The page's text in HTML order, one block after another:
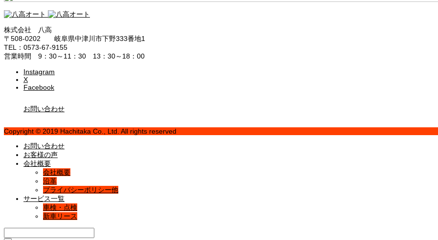
株式会社 八高
〒508-0202 岐阜県中津川市下野333番地1
TEL：0573-67-9155
営業時間 9：30～11：30 13：30～18：00
Instagram
X
Facebook
お問い合わせ
Copyright © 2019 Hachitaka Co., Ltd. All rights reserved
お問い合わせ
お客様の声
会社概要
会社概要
沿革
プライバシーポリシー他
サービス一覧
車検・点検
新車リース